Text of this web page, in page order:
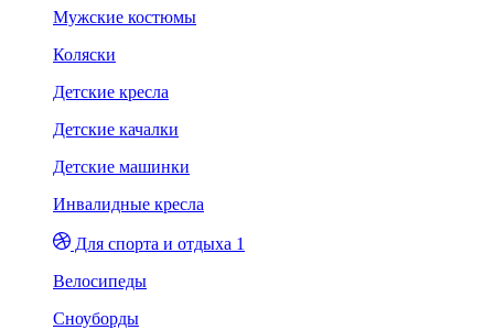
Мужские костюмы
Коляски
Детские кресла
Детские качалки
Детские машинки
Инвалидные кресла
Для спорта и отдыха 1
Велосипеды
Сноуборды